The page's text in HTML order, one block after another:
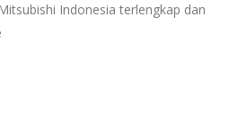
Indonesia terlengkap dan